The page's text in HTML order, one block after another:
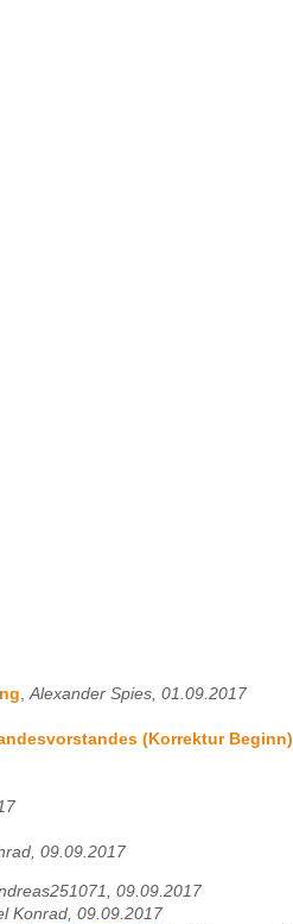
,Alexander Spies, 01.09.2017
(Korrektur Beginn)
09.09.2017
09.09.2017
Konrad, 09.09.2017